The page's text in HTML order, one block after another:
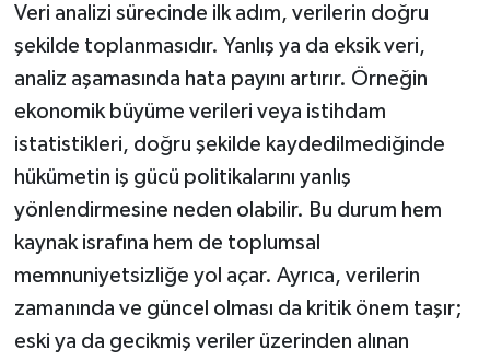
Veri analizi sürecinde ilk adım, verilerin doğru
şekilde toplanmasıdır. Yanlış ya da eksik veri,
analiz aşamasında hata payını artırır. Örneğin
ekonomik büyüme verileri veya istihdam
istatistikleri, doğru şekilde kaydedilmediğinde
hükümetin iş gücü politikalarını yanlış
yönlendirmesine neden olabilir. Bu durum hem
kaynak israfına hem de toplumsal
memnuniyetsizliğe yol açar. Ayrıca, verilerin
zamanında ve güncel olması da kritik önem taşır;
eski ya da gecikmiş veriler üzerinden alınan
Yeme-İçme
Yemek